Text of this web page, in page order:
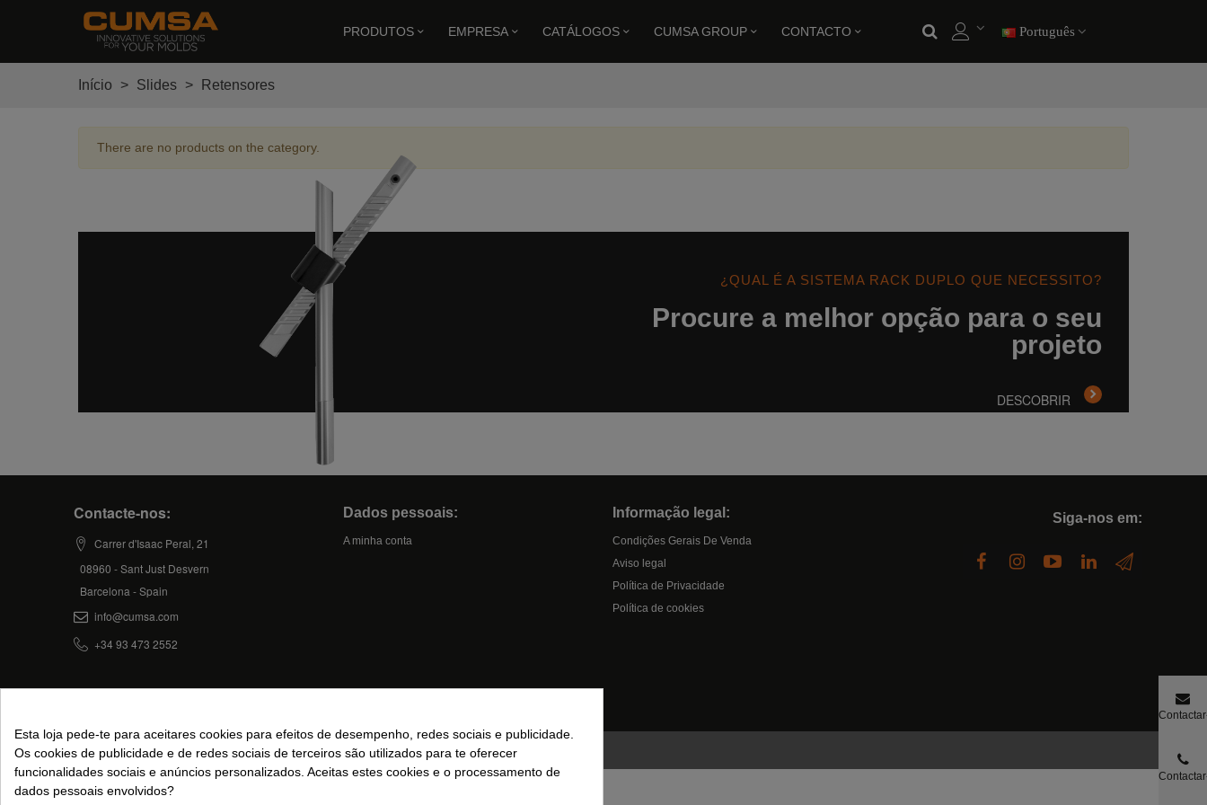
PRODUTOS EMPRESA CATÁLOGOS CUMSA GROUP CONTACTO Português
Início > Slides > Retensores
There are no products on the category.
¿QUAL É A SISTEMA RACK DUPLO QUE NECESSITO?
Procure a melhor opção para o seu
projeto
DESCOBRIR
Contacte-nos:
Carrer d'Isaac Peral, 21
08960 - Sant Just Desvern
Barcelona - Spain
info@cumsa.com
+34 93 473 2552
Dados pessoais:
A minha conta
Informação legal:
Condições Gerais De Venda
Aviso legal
Política de Privacidade
Política de cookies
Siga-nos em:
Esta loja pede-te para aceitares cookies para efeitos de desempenho, redes sociais e publicidade.
Os cookies de publicidade e de redes sociais de terceiros são utilizados para te oferecer
funcionalidades sociais e anúncios personalizados. Aceitas estes cookies e o processamento de
dados pessoais envolvidos?